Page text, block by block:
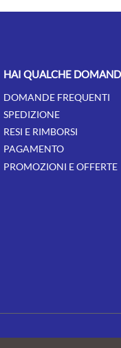
HAI QUALCHE
DOMANDE FREQUENTI
SPEDIZIONE
RESI E RIMBORSI
PAGAMENTO
PROMOZIONI E OFFERTE